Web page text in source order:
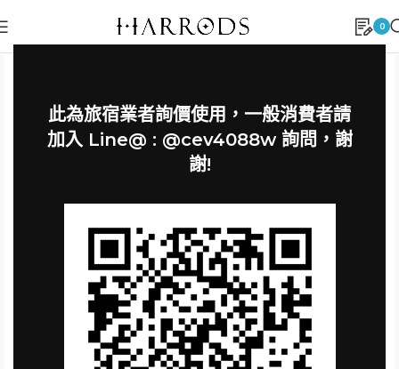
此為旅宿業者詢價使用，一般消費者請
加入 Line@ : @cev4088w 詢問，謝
謝!
0